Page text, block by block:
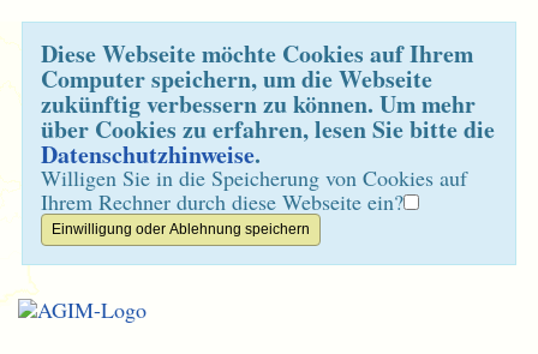
Diese Webseite möchte Cookies auf Ihrem
Computer speichern, um die Webseite
zukünftig verbessern zu können. Um mehr
über Cookies zu erfahren, lesen Sie bitte die
Datenschutzhinweise.
Willigen Sie in die Speicherung von Cookies auf
Ihrem Rechner durch diese Webseite ein?